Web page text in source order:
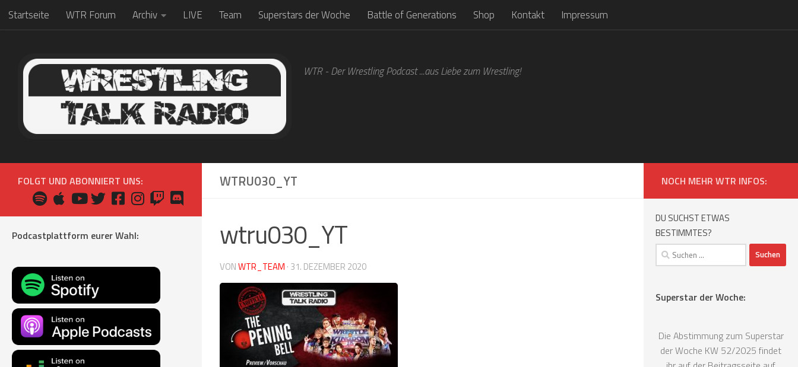
Zum Inhalt springen
Startseite WTR Forum Archiv LIVE Team Superstars der Woche Battle of Generations Shop Kontakt Impressum
WTR - Der Wrestling Podcast ...aus Liebe zum Wrestling!
WTRU030_YT
wtru030_YT
VONWTR_TEAM · 31. DEZEMBER 2020
FOLGT UND ABONNIERT UNS:
Podcastplattform eurer Wahl:
NOCH MEHR WTR INFOS:
DU SUCHST ETWAS
BESTIMMTES?
Suchen
nach:
Superstar der Woche:
Die Abstimmung zum Superstar
der Woche KW 52/2025 findet